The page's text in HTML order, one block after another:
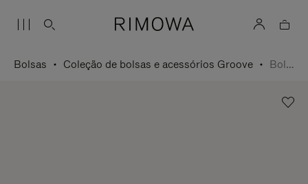
Bolsas Coleção de bolsas e acessórios Groove Bolsa Cross-Body Pequena